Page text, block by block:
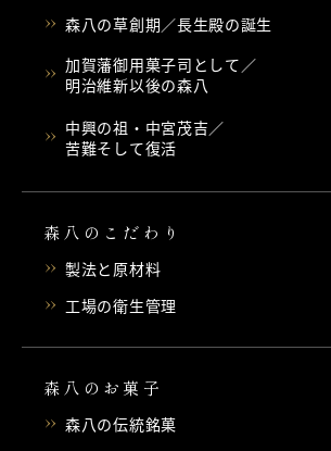
森八の草創期／長生殿の誕生
加賀藩御用菓子司として／
明治維新以後の森八
中興の祖・中宮茂吉／
苦難そして復活
森八のこだわり
製法と原材料
工場の衛生管理
森八のお菓子
森八の伝統銘菓